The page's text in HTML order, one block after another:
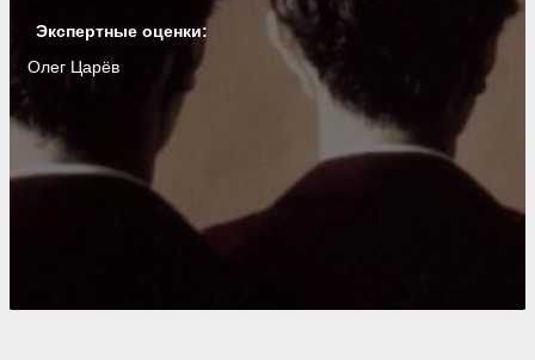
Экспертные оценки:
Олег Царёв